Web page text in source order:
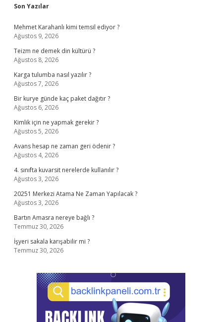
Sidebar
Son Yazılar
Mehmet Karahanlı kimi temsil ediyor ?
Ağustos 9, 2026
Teizm ne demek din kültürü ?
Ağustos 8, 2026
Karga tulumba nasıl yazılır ?
Ağustos 7, 2026
Bir kurye günde kaç paket dağıtır ?
Ağustos 6, 2026
Kimlik için ne yapmak gerekir ?
Ağustos 5, 2026
Avans hesap ne zaman geri ödenir ?
Ağustos 4, 2026
4. sınıfta kuvarsit nerelerde kullanılır ?
Ağustos 3, 2026
20251 Merkezi Atama Ne Zaman Yapılacak ?
Ağustos 3, 2026
Bartın Amasra nereye bağlı ?
Temmuz 30, 2026
İşyeri sakala karışabilir mi ?
Temmuz 30, 2026